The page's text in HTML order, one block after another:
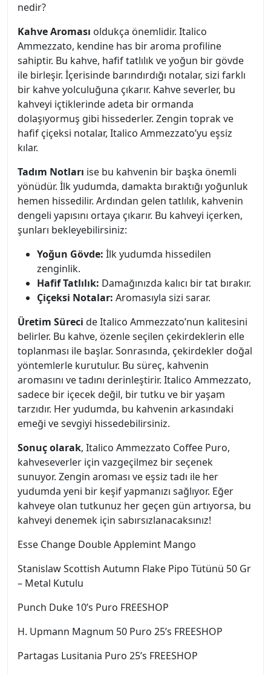
nedir?
Kahve Aroması oldukça önemlidir. Italico
Ammezzato, kendine has bir aroma profiline
sahiptir. Bu kahve, hafif tatlılık ve yoğun bir gövde
ile birleşir. İçerisinde barındırdığı notalar, sizi farklı
bir kahve yolculuğuna çıkarır. Kahve severler, bu
kahveyi içtiklerinde adeta bir ormanda
dolaşıyormuş gibi hissederler. Zengin toprak ve
hafif çiçeksi notalar, Italico Ammezzato’yu eşsiz
kılar.
Tadım Notları ise bu kahvenin bir başka önemli
yönüdür. İlk yudumda, damakta bıraktığı yoğunluk
hemen hissedilir. Ardından gelen tatlılık, kahvenin
dengeli yapısını ortaya çıkarır. Bu kahveyi içerken,
şunları bekleyebilirsiniz:
Yoğun Gövde: İlk yudumda hissedilen
zenginlik.
Hafif Tatlılık: Damağınızda kalıcı bir tat bırakır.
Çiçeksi Notalar: Aromasıyla sizi sarar.
Üretim Süreci de Italico Ammezzato’nun kalitesini
belirler. Bu kahve, özenle seçilen çekirdeklerin elle
toplanması ile başlar. Sonrasında, çekirdekler doğal
yöntemlerle kurutulur. Bu süreç, kahvenin
aromasını ve tadını derinleştirir. Italico Ammezzato,
sadece bir içecek değil, bir tutku ve bir yaşam
tarzıdır. Her yudumda, bu kahvenin arkasındaki
emeği ve sevgiyi hissedebilirsiniz.
Sonuç olarak, Italico Ammezzato Coffee Puro,
kahveseverler için vazgeçilmez bir seçenek
sunuyor. Zengin aroması ve eşsiz tadı ile her
yudumda yeni bir keşif yapmanızı sağlıyor. Eğer
kahveye olan tutkunuz her geçen gün artıyorsa, bu
kahveyi denemek için sabırsızlanacaksınız!
Esse Change Double Applemint Mango
Stanislaw Scottish Autumn Flake Pipo Tütünü 50 Gr
– Metal Kutulu
Punch Duke 10’s Puro FREESHOP
H. Upmann Magnum 50 Puro 25’s FREESHOP
Partagas Lusitania Puro 25’s FREESHOP